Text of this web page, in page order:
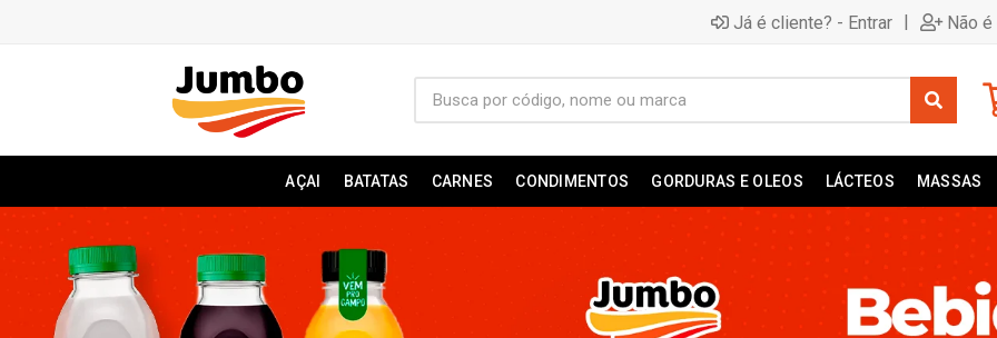
Já é cliente? - Entrar | Não
AÇAI BATATAS CARNES CONDIMENTOS GORDURAS E OLEOS LÁCTEOS MASSAS